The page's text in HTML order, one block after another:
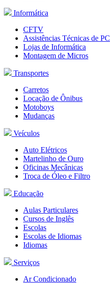
Informática
CFTV
Assistências Técnicas de PC
Lojas de Informática
Montagem de Micros
Transportes
Carretos
Locação de Ônibus
Motoboys
Mudanças
Veículos
Auto Elétricos
Martelinho de Ouro
Oficinas Mecânicas
Troca de Óleo e Filtro
Educação
Aulas Particulares
Cursos de Inglês
Escolas
Escolas de Idiomas
Idiomas
Serviços
Ar Condicionado